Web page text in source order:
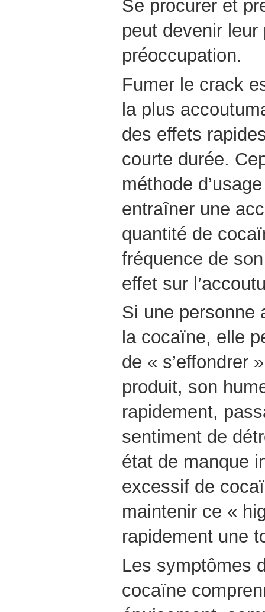
Se procurer et
peut devenir leur
préoccupation.
Fumer le crack
la plus
des effets
courte durée.
méthode
entraîner une
quantité de
fréquence de
effet sur
Si une personne
la cocaïne, elle
de « s’effondrer
produit, son
rapidement,
sentiment de
état de manque
excessif de
maintenir ce «
rapidement une
Les symptômes
cocaïne